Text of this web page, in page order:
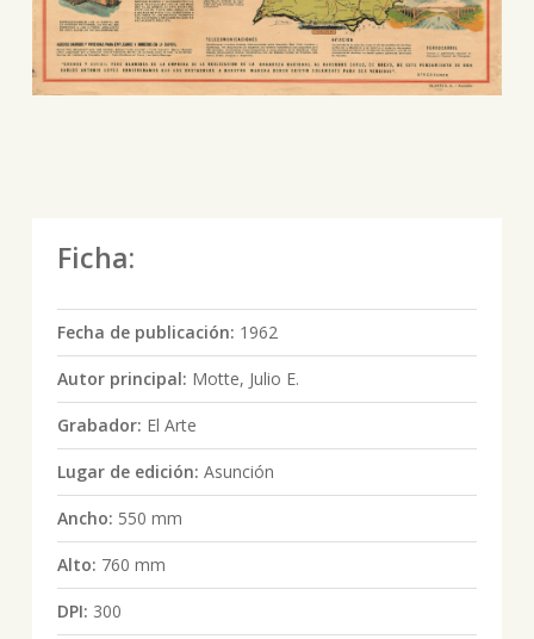
Ficha:
Fecha de publicación: 1962
Autor principal: Motte, Julio E.
Grabador: El Arte
Lugar de edición: Asunción
Ancho: 550 mm
Alto: 760 mm
DPI: 300